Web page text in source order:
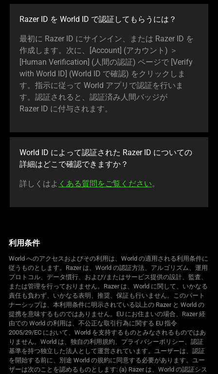
Razer ID を World ID で認証してもらう には ？
最初に Razer ID にサインイン、または Razer ID を
作成します。次に、[Account] (アカウント) ＞
[Human Verification] (人間の認証) ページで [Verify
with World ID] (World ID で確認) をクリックしま
す。指示に従って World アプリで認証を行いま
す。認証されると、認証済み人間バッジが
Razer ID に付与されます。
World ID によって認証された Razer ID についての
詳細はどこで確認できま すか ？
詳しくはよ くある質問をご覧ください。
利用条件
World へのアクセスおよびその利用は、World の適用される利用条件に
従うものとします。Razer は、World の認証方法、アルゴリズム、運用
プロトコル、データ慣行、および/またはサービス提供の設計、監査、
または管理を行っておりません。Razer は、World に関して、いかなる
責任も負わず、いかなる表明、推奨、保証も行いません。このパート
ナーシップは、本利用条件に明示されている以上の Razer と World の
提携を意味するものではありません。EU にお住まいの場合、Razer 経
由での World の利用は、不公正な取引行為に関する EU 指令
2005/29/EC において、World を支持するものとみなされるものではあ
りません。World は、独自の利用規約、プライバシーポリシー、認証
基準を持つ独立した法人として運営されています。ユーザーは、認証
を開始する前に、別途 World の規約に同意する必要があります。ユー
ザーは次のことを認めるものとします: (a) Razer は、World の認証シス